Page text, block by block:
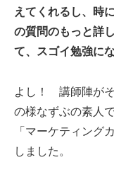
えてくれるし、時
の質問のもっと詳
て、スゴイ勉強に
よし！ 講師陣が
の様なずぶの素人
「マーケティング
しました。